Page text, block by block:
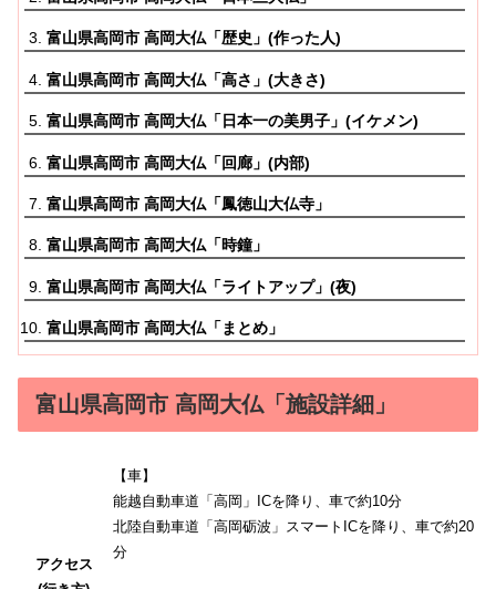
富山県高岡市 高岡大仏「歴史」(作った人)
富山県高岡市 高岡大仏「高さ」(大きさ)
富山県高岡市 高岡大仏「日本一の美男子」(イケメン)
富山県高岡市 高岡大仏「回廊」(内部)
富山県高岡市 高岡大仏「鳳徳山大仏寺」
富山県高岡市 高岡大仏「時鐘」
富山県高岡市 高岡大仏「ライトアップ」(夜)
富山県高岡市 高岡大仏「まとめ」
富山県高岡市 高岡大仏「施設詳細」
アクセス
【車】
能越自動車道「高岡」ICを降り、車で約10分
北陸自動車道「高岡砺波」スマートICを降り、車で約20
分